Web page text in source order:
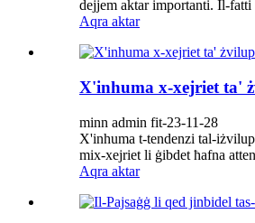
dejjem aktar importanti. Il-
Aqra aktar
X'inhuma x-xejriet ta'
minn admin fit-23-11-28
X'inhuma t-tendenzi tal-
mix-xejriet li ġibdet ħafna
Aqra aktar